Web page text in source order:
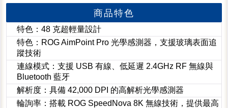
商品特色
特色：48 克超輕量設計
特色：ROG AimPoint Pro 光學感測器，支援玻璃表面追
蹤技術
連線模式：支援 USB 有線、低延遲 2.4GHz RF 無線與
Bluetooth 藍牙
解析度：具備 42,000 DPI 的高解析光學感測器
輪詢率：搭載 ROG SpeedNova 8K 無線技術，提供最高